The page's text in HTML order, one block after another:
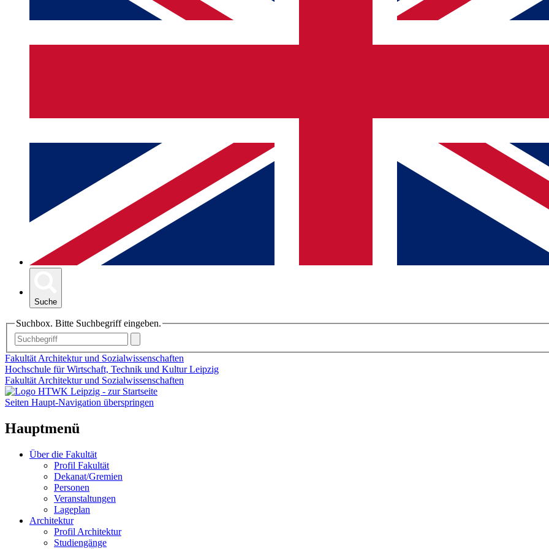
Suche
Suchbox. Bitte Suchbegriff eingeben.
Fakultät Architektur und Sozialwissenschaften
Hochschule für Wirtschaft, Technik und Kultur Leipzig
Fakultät Architektur und Sozialwissenschaften
Seiten Haupt-Navigation überspringen
Hauptmenü
Über die Fakultät
Profil Fakultät
Dekanat/Gremien
Personen
Veranstaltungen
Lageplan
Architektur
Profil Architektur
Studiengänge